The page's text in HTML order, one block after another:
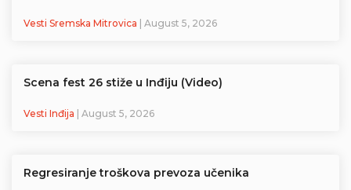
Vesti Sremska Mitrovica | August 5, 2026
Scena fest 26 stiže u Inđiju (Video)
Vesti Inđija | August 5, 2026
Regresiranje troškova prevoza učenika